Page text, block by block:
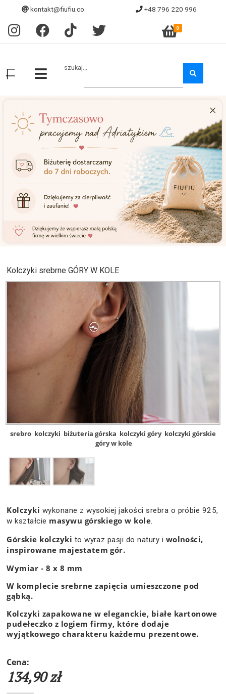
kontakt@fiufiu.co +48 796 220 996
0
szukaj...
Kolczyki srebrne GÓRY W KOLE
srebro kolczyki biżuteria górska kolczyki góry kolczyki górskie
góry w kole
Kolczyki wykonane z wysokiej jakości srebra o próbie 925,
w kształcie masywu górskiego w kole.
Górskie kolczyki to wyraz pasji do natury i wolności,
inspirowane majestatemgór.
Wymiar - 8 x 8 mm
W komplecie srebrne zapięcia umieszczone pod
gąbką.
Kolczyki zapakowane w eleganckie, białe kartonowe
pudełeczko z logiem firmy, które dodaje
wyjątkowego charakteru każdemu prezentowe.
Cena:
134,90 zł